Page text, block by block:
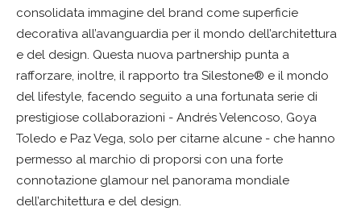
consolidata immagine del brand come superficie
decorativa all’avanguardia per il mondo dell’architettura
e del design. Questa nuova partnership punta a
rafforzare, inoltre, il rapporto tra Silestone® e il mondo
del lifestyle, facendo seguito a una fortunata serie di
prestigiose collaborazioni - Andrés Velencoso, Goya
Toledo e Paz Vega, solo per citarne alcune - che hanno
permesso al marchio di proporsi con una forte
connotazione glamour nel panorama mondiale
dell’architettura e del design.